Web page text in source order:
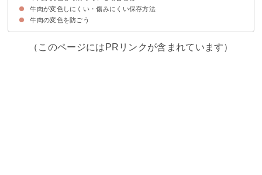
腐った牛肉の見た目
腐った牛肉の臭い
腐った牛肉の感触
牛肉が変色しにくい・傷みにくい保存方法
①冷蔵保存する場合
②冷凍保存する場合
牛肉の変色を防ごう
（このページにはPRリンクが含まれています）